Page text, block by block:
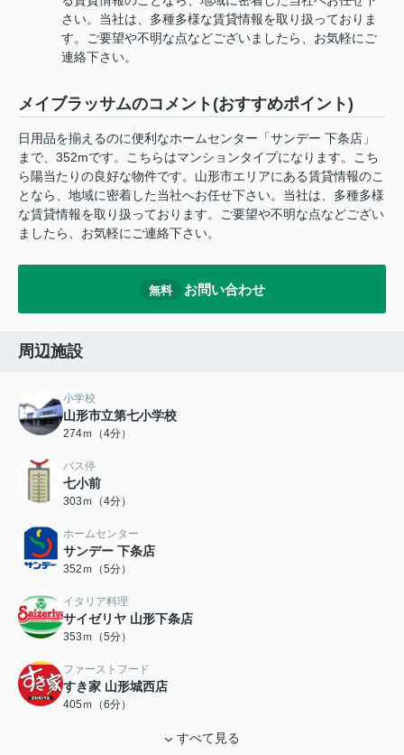
さい。当社は、多種多様な賃貸情報を取り扱っておりま
す。ご要望や不明な点などございましたら、お気軽にご
連絡下さい。
メイブラッサムのコメント(おすすめポイント)
日用品を揃えるのに便利なホームセンター「サンデー 下条店」
まで、352mです。こちらはマンションタイプになります。こち
ら陽当たりの良好な物件です。山形市エリアにある賃貸情報のこ
となら、地域に密着した当社へお任せ下さい。当社は、多種多様
な賃貸情報を取り扱っております。ご要望や不明な点などござい
ましたら、お気軽にご連絡下さい。
無料 お問い合わせ
周辺施設
小学校
山形市立第七小学校
274ｍ（4分）
バス停
七小前
303ｍ（4分）
ホームセンター
サンデー 下条店
352ｍ（5分）
イタリア料理
サイゼリヤ 山形下条店
353ｍ（5分）
ファーストフード
すき家 山形城西店
405ｍ（6分）
すべて見る